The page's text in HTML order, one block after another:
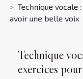
Technique vocale
avoir une belle voix
Technique
exercices